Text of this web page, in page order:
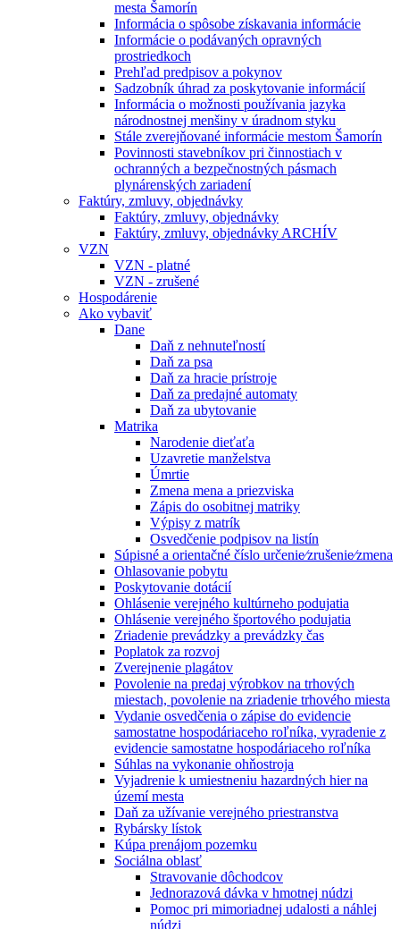
mesta Šamorín
Informácia o spôsobe získavania informácie
Informácie o podávaných opravných
prostriedkoch
Prehľad predpisov a pokynov
Sadzobník úhrad za poskytovanie informácií
Informácia o možnosti používania jazyka
národnostnej menšiny v úradnom styku
Stále zverejňované informácie mestom Šamorín
Povinnosti stavebníkov pri činnostiach v
ochranných a bezpečnostných pásmach
plynárenských zariadení
Faktúry, zmluvy, objednávky
Faktúry, zmluvy, objednávky
Faktúry, zmluvy, objednávky ARCHÍV
VZN
VZN - platné
VZN - zrušené
Hospodárenie
Ako vybaviť
Dane
Daň z nehnuteľností
Daň za psa
Daň za hracie prístroje
Daň za predajné automaty
Daň za ubytovanie
Matrika
Narodenie dieťaťa
Uzavretie manželstva
Úmrtie
Zmena mena a priezviska
Zápis do osobitnej matriky
Výpisy z matrík
Osvedčenie podpisov na listín
Súpisné a orientačné číslo určenie⁄zrušenie⁄zmena
Ohlasovanie pobytu
Poskytovanie dotácií
Ohlásenie verejného kultúrneho podujatia
Ohlásenie verejného športového podujatia
Zriadenie prevádzky a prevádzky čas
Poplatok za rozvoj
Zverejnenie plagátov
Povolenie na predaj výrobkov na trhových
miestach, povolenie na zriadenie trhového miesta
Vydanie osvedčenia o zápise do evidencie
samostatne hospodáriaceho roľníka, vyradenie z
evidencie samostatne hospodáriaceho roľníka
Súhlas na vykonanie ohňostroja
Vyjadrenie k umiestneniu hazardných hier na
území mesta
Daň za užívanie verejného priestranstva
Rybársky lístok
Kúpa prenájom pozemku
Sociálna oblasť
Stravovanie dôchodcov
Jednorazová dávka v hmotnej núdzi
Pomoc pri mimoriadnej udalosti a náhlej
núdzi